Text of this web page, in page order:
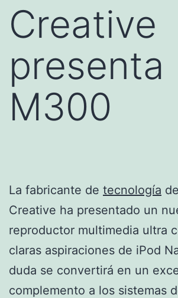
Creative
presenta
M300
La fabricante de tecnología
Creative ha presentado un
reproductor multimedia ultra
claras aspiraciones de iPod
duda se convertirá en un
complemento a los sistemas